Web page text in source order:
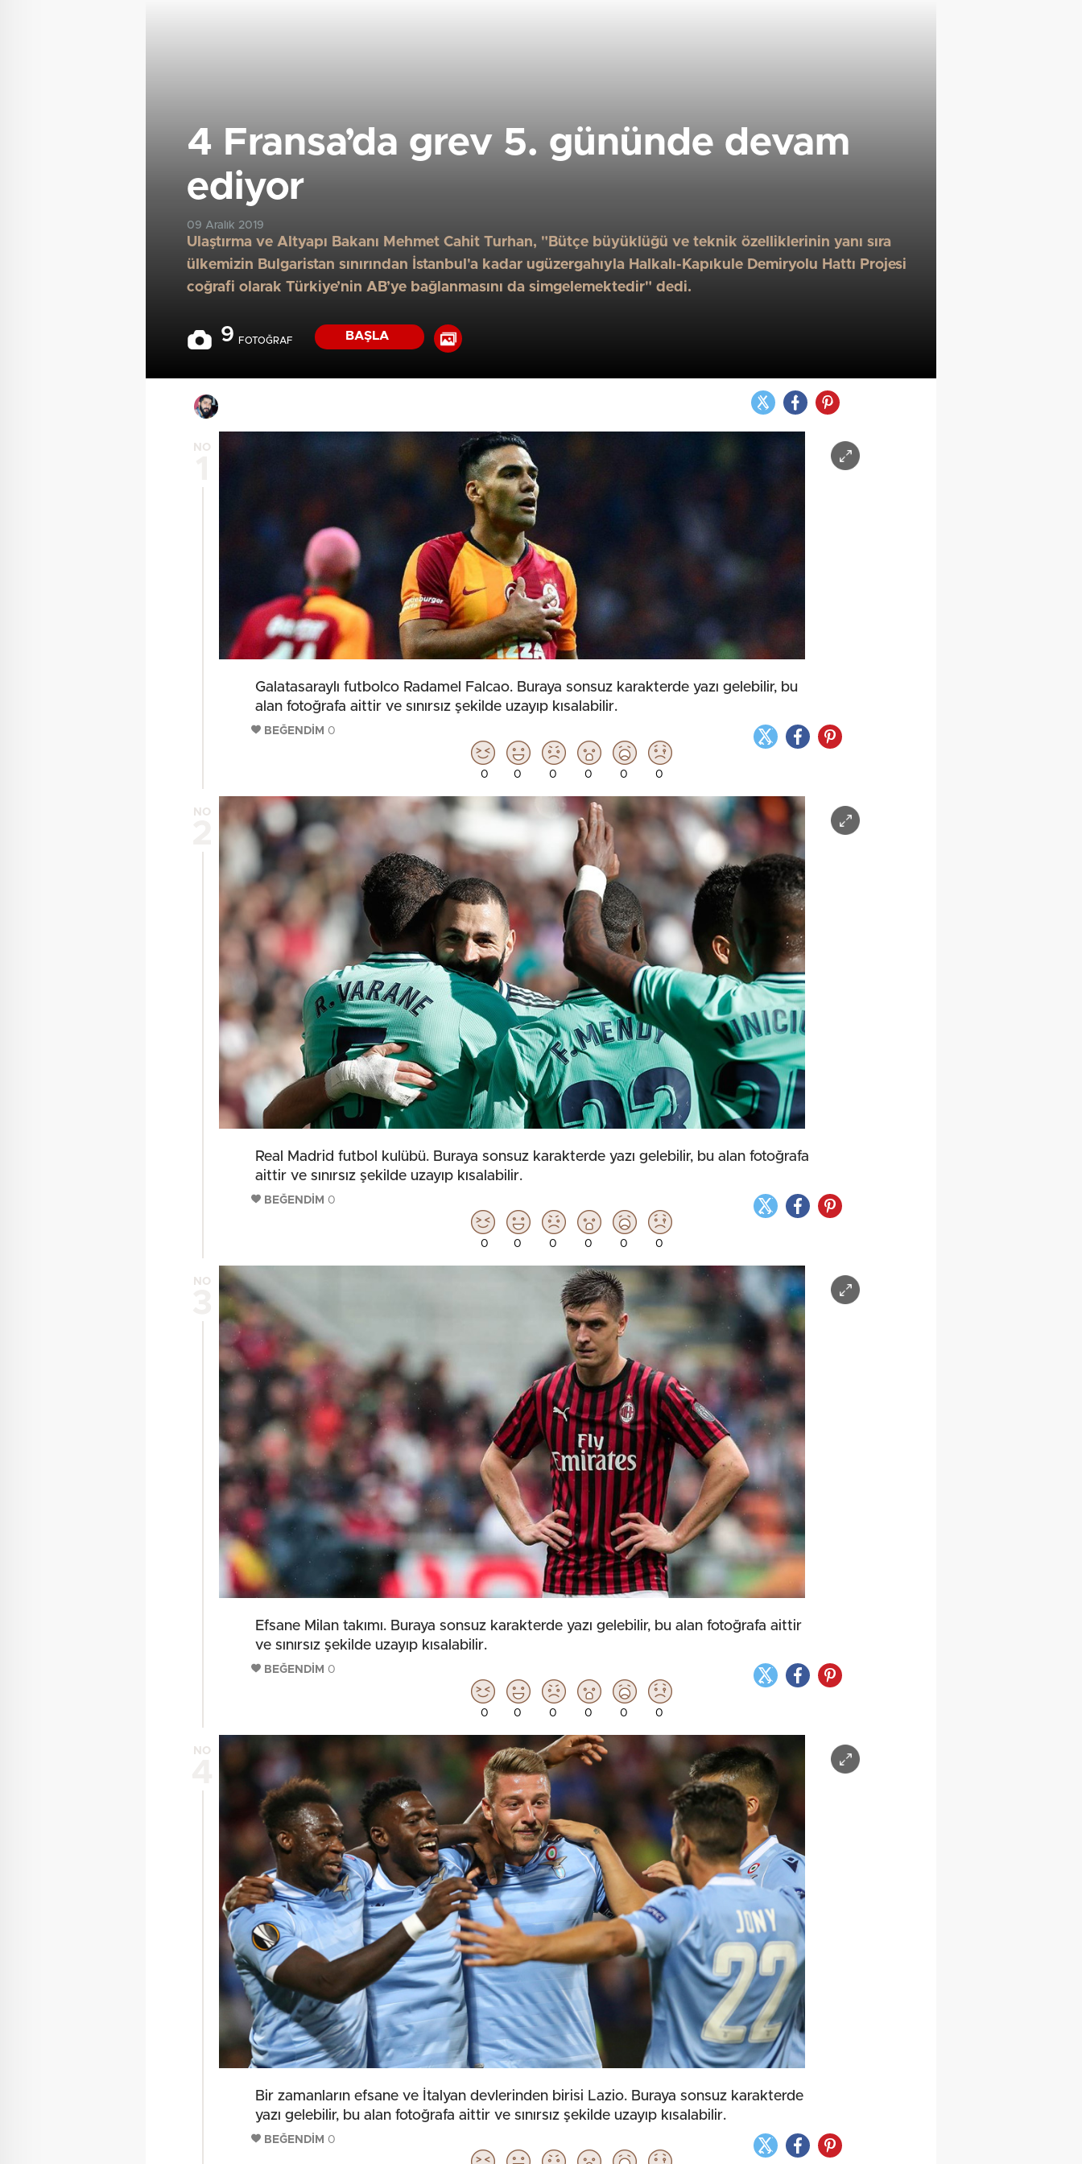
4 Fransa’da grev 5. gününde devam
ediyor
09 Aralık 2019
Ulaştırma ve Altyapı Bakanı Mehmet Cahit Turhan, "Bütçe büyüklüğü ve teknik özelliklerinin yanı sıra
ülkemizin Bulgaristan sınırından İstanbul'a kadar ugüzergahıyla Halkalı-Kapıkule Demiryolu Hattı Projesi
coğrafi olarak Türkiye’nin AB’ye bağlanmasını da simgelemektedir" dedi.
9 FOTOĞRAF BAŞLA
NO
Galatasaraylı futbolco Radamel Falcao. Buraya sonsuz karakterde yazı gelebilir, bu
alan fotoğrafa aittir ve sınırsız şekilde uzayıp kısalabilir.
BEĞENDİM 0
0 0 0 0 0 0
NO
Real Madrid futbol kulübü. Buraya sonsuz karakterde yazı gelebilir, bu alan fotoğrafa
aittir ve sınırsız şekilde uzayıp kısalabilir.
BEĞENDİM 0
0 0 0 0 0 0
NO
Efsane Milan takımı. Buraya sonsuz karakterde yazı gelebilir, bu alan fotoğrafa aittir
ve sınırsız şekilde uzayıp kısalabilir.
BEĞENDİM 0
0 0 0 0 0 0
NO
Bir zamanların efsane ve İtalyan devlerinden birisi Lazio. Buraya sonsuz karakterde
yazı gelebilir, bu alan fotoğrafa aittir ve sınırsız şekilde uzayıp kısalabilir.
BEĞENDİM 0